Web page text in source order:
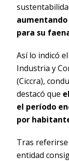
para su
Así lo indicó
Industria y
(Ciccra),
destacó que
el período
por
Tras
entidad